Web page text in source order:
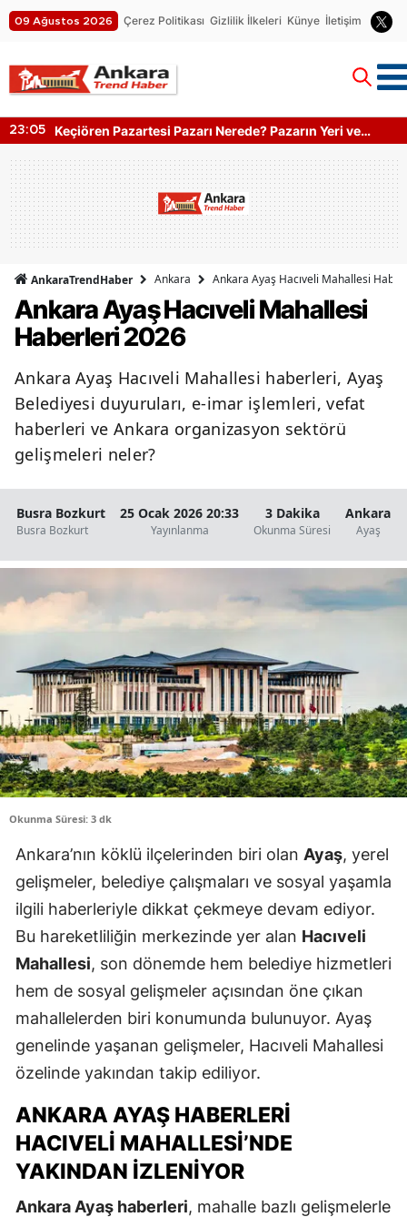
09 Ağustos 2026 Çerez Politikası Gizlilik İlkeleri Künye İletişim
23:05
Keçiören Pazartesi Pazarı Nerede? Pazarın Yeri ve
AnkaraTrendHaber Ankara Ankara Ayaş Hacıveli Mahallesi
Ankara Ayaş Hacıveli Mahallesi
Haberleri 2026
Ankara Ayaş Hacıveli Mahallesi haberleri, Ayaş
Belediyesi duyuruları, e-imar işlemleri, vefat
haberleri ve Ankara organizasyon sektörü
gelişmeleri neler?
Busra Bozkurt
Busra Bozkurt
25 Ocak 2026 20:33
Yayınlanma
3 Dakika
Okunma Süresi
Ankara
Ayaş
Okunma Süresi: 3 dk
Ankara’nın köklü ilçelerinden biri olan Ayaş, yerel
gelişmeler, belediye çalışmaları ve sosyal yaşamla
ilgili haberleriyle dikkat çekmeye devam ediyor.
Bu hareketliliğin merkezinde yer alan Hacıveli
Mahallesi, son dönemde hem belediye hizmetleri
hem de sosyal gelişmeler açısından öne çıkan
mahallelerden biri konumunda bulunuyor. Ayaş
genelinde yaşanan gelişmeler, Hacıveli Mahallesi
özelinde yakından takip ediliyor.
ANKARA AYAŞ HABERLERI
HACIVELI MAHALLESI’NDE
YAKINDAN İZLENIYOR
Ankara Ayaş haberleri, mahalle bazlı gelişmelerle